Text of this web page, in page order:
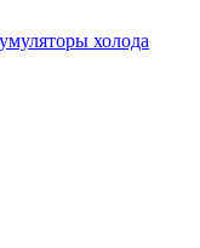
холода